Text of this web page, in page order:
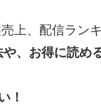
上、配信ラン
、お得に読め
！